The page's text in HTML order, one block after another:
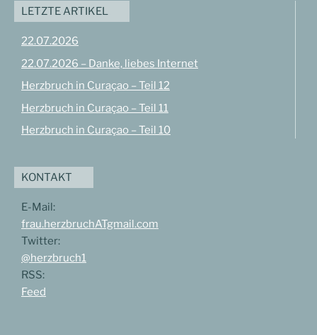
LETZTE ARTIKEL
22.07.2026
22.07.2026 – Danke, liebes Internet
Herzbruch in Curaçao – Teil 12
Herzbruch in Curaçao – Teil 11
Herzbruch in Curaçao – Teil 10
KONTAKT
E-Mail:
frau.herzbruchATgmail.com
Twitter:
@herzbruch1
RSS:
Feed